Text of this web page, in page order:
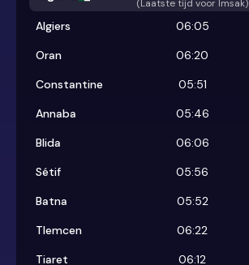
(Laatste tijd voor Imsak)
Algiers 06:05
Oran
06:20
Constantine
05:51
Annaba
05:46
Blida
06:06
Sétif
05:56
Batna
05:52
Tlemcen
06:22
Tiaret
06:12